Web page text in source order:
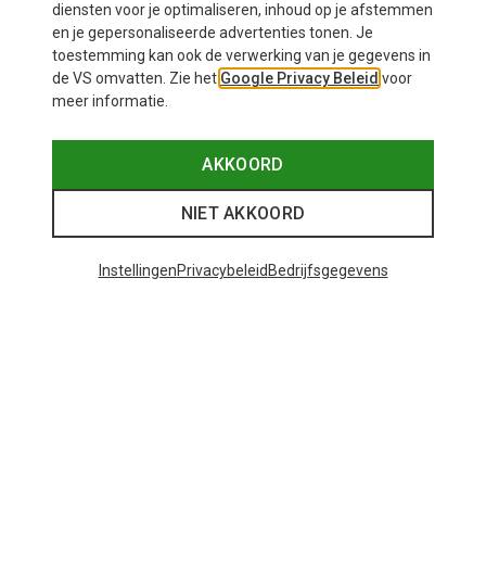
diensten voor je optimaliseren, inhoud op je afstemmen
en je gepersonaliseerde advertenties tonen. Je
toestemming kan ook de verwerking van je gegevens in
de VS omvatten. Zie het Google Privacy Beleid voor
meer informatie.
AKKOORD
NIET AKKOORD
InstellingenPrivacybeleid Bedrijfsgegevens